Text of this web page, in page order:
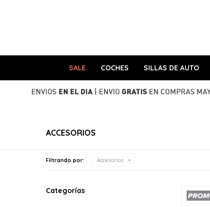
SALE COCHES SILLAS DE AUTO
ACCESORIOS
Filtrando por: Accesorios
Categorías